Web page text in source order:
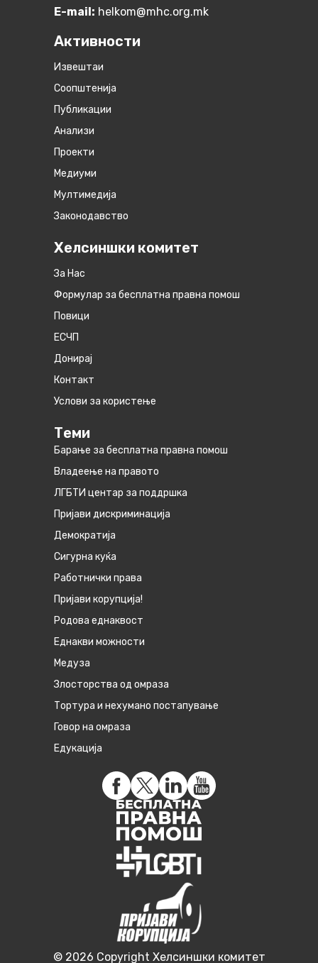
E-mail: helkom@mhc.org.mk
Активности
Извештаи
Соопштенија
Публикации
Анализи
Проекти
Медиуми
Мултимедија
Законодавство
Хелсиншки комитет
За Нас
Формулар за бесплатна правна помош
Повици
ЕСЧП
Донирај
Контакт
Услови за користење
Теми
Барање за бесплатна правна помош
Владеење на правото
ЛГБТИ центар за поддршка
Пријави дискриминација
Демократија
Сигурна куќа
Работнички права
Пријави корупција!
Родова еднаквост
Eднакви можности
Медуза
Злосторства од омраза
Тортура и нехумано постапување
Говор на омраза
Едукација
© 2026 Copyright Хелсиншки комитет